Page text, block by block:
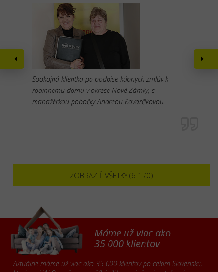
Spokojná klientka po podpise kúpnych zmlúv k
rodinnému domu v okrese Nové Zámky, s
manažérkou pobočky Andreou Kovarčíkovou.
ZOBRAZIŤ VŠETKY (6 170)
Máme už viac ako
35 000 klientov
Aktuálne máme už viac ako 35 000 klientov po celom Slovensku,